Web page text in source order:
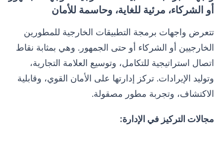
أو الشركاء، مرئية للغاية، وحاسمة للأمان
تتعرض واجهات برمجة التطبيقات الخارجية للمطورين
الخارجيين أو الشركاء أو حتى الجمهور. وهي بمثابة نقاط
اتصال استراتيجية للتكامل، وتوسيع العلامة التجارية،
وتوليد الإيرادات. تركز إدارتها على الأمان القوي، وقابلية
الاكتشاف، وتجربة مطور مصقولة.
مجالات التركيز في الإدارة: